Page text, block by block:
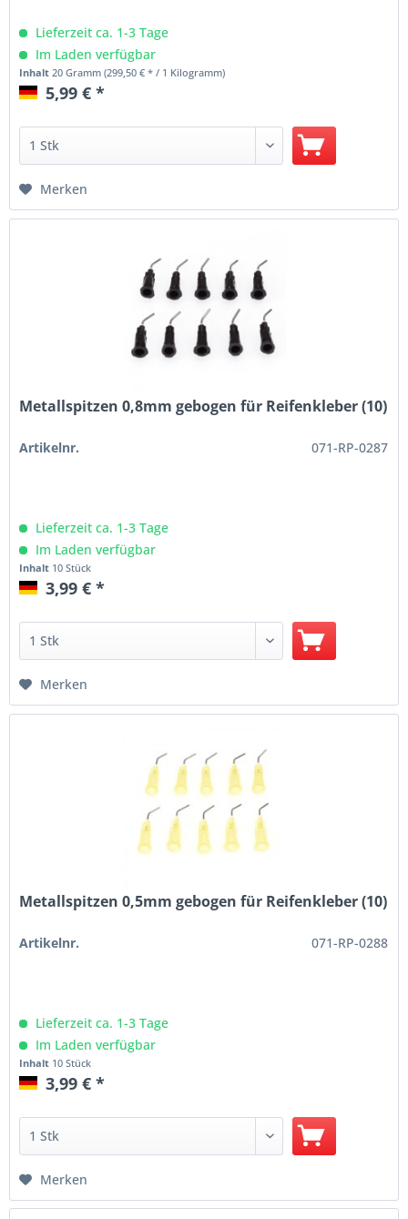
Lieferzeit ca. 1-3 Tage
Im Laden verfügbar
Inhalt20 Gramm(299,50 € * / 1 Kilogramm)
5,99 € *
Merken
Metallspitzen 0,8mm gebogen für Reifenkleber (10)
Artikelnr. 071-RP-0287
Lieferzeit ca. 1-3 Tage
Im Laden verfügbar
Inhalt 10 Stück
3,99 € *
Merken
Metallspitzen 0,5mm gebogen für Reifenkleber (10)
Artikelnr. 071-RP-0288
Lieferzeit ca. 1-3 Tage
Im Laden verfügbar
Inhalt 10 Stück
3,99 € *
Merken